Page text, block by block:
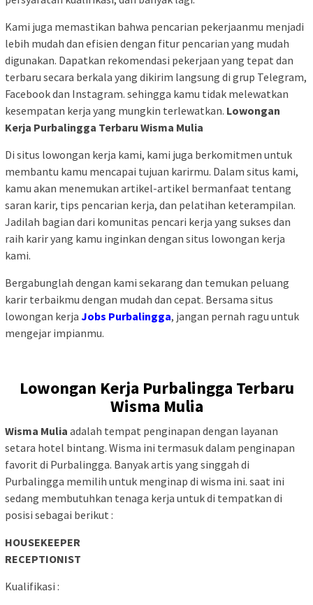
Kami juga memastikan bahwa pencarian pekerjaanmu menjadi
lebih mudah dan efisien dengan fitur pencarian yang mudah
digunakan. Dapatkan rekomendasi pekerjaan yang tepat dan
terbaru secara berkala yang dikirim langsung di grup Telegram,
Facebook dan Instagram. sehingga kamu tidak melewatkan
kesempatan kerja yang mungkin terlewatkan. Lowongan
Kerja Purbalingga Terbaru Wisma Mulia
Di situs lowongan kerja kami, kami juga berkomitmen untuk
membantu kamu mencapai tujuan karirmu. Dalam situs kami,
kamu akan menemukan artikel-artikel bermanfaat tentang
saran karir, tips pencarian kerja, dan pelatihan keterampilan.
Jadilah bagian dari komunitas pencari kerja yang sukses dan
raih karir yang kamu inginkan dengan situs lowongan kerja
kami.
Bergabunglah dengan kami sekarang dan temukan peluang
karir terbaikmu dengan mudah dan cepat. Bersama situs
lowongan kerja Jobs Purbalingga, jangan pernah ragu untuk
mengejar impianmu.
Lowongan Kerja Purbalingga Terbaru
Wisma Mulia
Wisma Mulia adalah tempat penginapan dengan layanan
setara hotel bintang. Wisma ini termasuk dalam penginapan
favorit di Purbalingga. Banyak artis yang singgah di
Purbalingga memilih untuk menginap di wisma ini. saat ini
sedang membutuhkan tenaga kerja untuk di tempatkan di
posisi sebagai berikut :
HOUSEKEEPER
RECEPTIONIST
Kualifikasi :